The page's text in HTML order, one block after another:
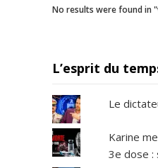
No results were found in
L’esprit du
Le
Karine
3e dose :